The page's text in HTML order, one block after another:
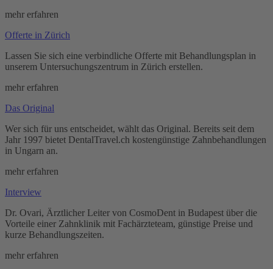
mehr erfahren
Offerte in Zürich
Lassen Sie sich eine verbindliche Offerte mit Behandlungsplan in
unserem Untersuchungszentrum in Zürich erstellen.
mehr erfahren
Das Original
Wer sich für uns entscheidet, wählt das Original. Bereits seit dem
Jahr 1997 bietet DentalTravel.ch kostengünstige Zahnbehandlungen
in Ungarn an.
mehr erfahren
Interview
Dr. Ovari, Ärztlicher Leiter von CosmoDent in Budapest über die
Vorteile einer Zahnklinik mit Fachärzteteam, günstige Preise und
kurze Behandlungszeiten.
mehr erfahren